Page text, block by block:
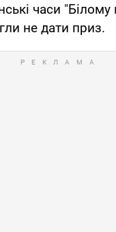
часи "Білому
не дати приз.